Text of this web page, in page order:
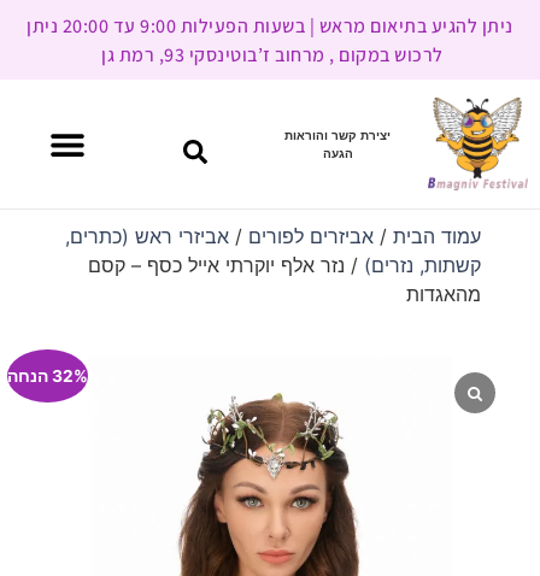
ניתן להגיע בתיאום מראש | בשעות הפעילות 9:00 עד 20:00 ניתן
לרכוש במקום , מרחוב ז’בוטינסקי 93, רמת גן
יצירת קשר והוראות
הגעה
עמוד הבית/ אביזרים לפורים / אביזרי ראש (כתרים,
קשתות, נזרים) / נזר אלף יוקרתי אייל כסף – קסם
מהאגדות
32% הנחה